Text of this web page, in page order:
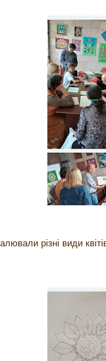
різні види